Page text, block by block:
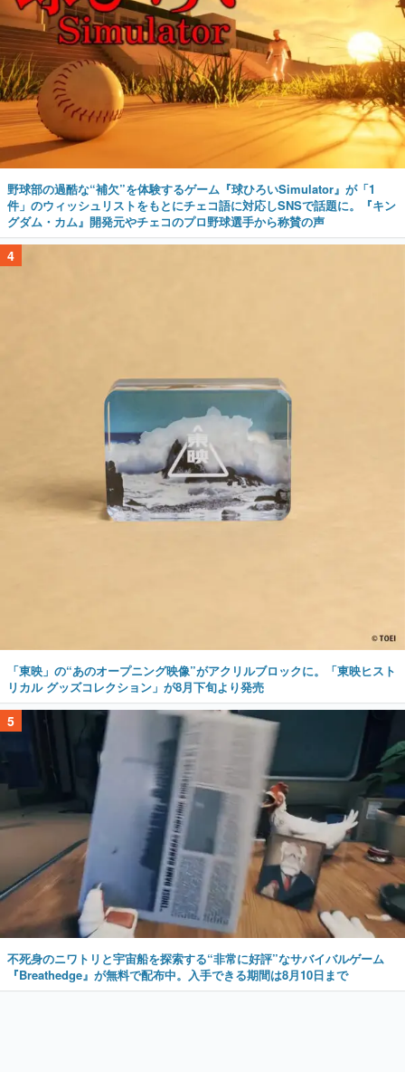
野球部の過酷な“補欠”を体験するゲーム『球ひろいSimulator』が「1
件」のウィッシュリストをもとにチェコ語に対応しSNSで話題に。『キン
グダム・カム』開発元やチェコのプロ野球選手から称賛の声
4
「東映」の“あのオープニング映像”がアクリルブロックに。「東映ヒスト
リカル グッズコレクション」が8月下旬より発売
5
不死身のニワトリと宇宙船を探索する“非常に好評”なサバイバルゲーム
『Breathedge』が無料で配布中。入手できる期間は8月10日まで